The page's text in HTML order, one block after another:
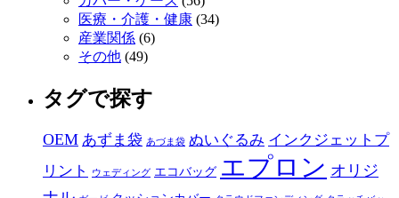
医療・介護・健康 (34)
産業関係 (6)
その他 (49)
タグで探す
OEM あずま袋 あづま袋 ぬいぐるみ インクジェットプ
リント
ウェディング エコバッグ エプロン オリジ